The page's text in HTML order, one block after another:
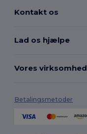
Kontakt os
Lad os hjælpe
Vores virksomhed
Betalingsmetoder